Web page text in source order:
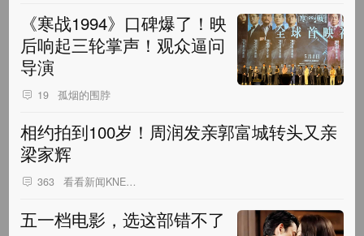
《寒战1994》口碑爆了！映
后响起三轮掌声！观众逼问
导演
19 孤烟的围脖
相约拍到100岁！周润发亲郭富城转头又亲
梁家辉
363 看看新闻KNEWS
五一档电影，选这部错不了